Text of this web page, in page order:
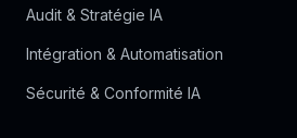
Audit & Stratégie IA
Intégration & Automatisation
Sécurité & Conformité IA